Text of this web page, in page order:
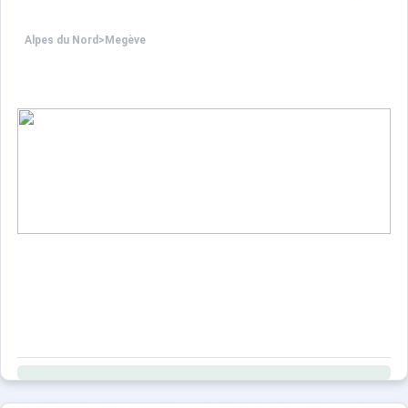
Seuls les équipements mentionnés spécifiquement
Alpes du Nord > Megève
Appartement neuf de très bon standing
SITUATION : situé au 1er étage d'un chalet de deux